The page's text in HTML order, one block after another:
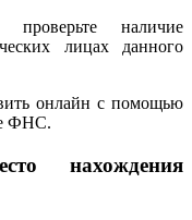
наличие
лицах данного
онлайн с помощью
ФНС.
нахождения